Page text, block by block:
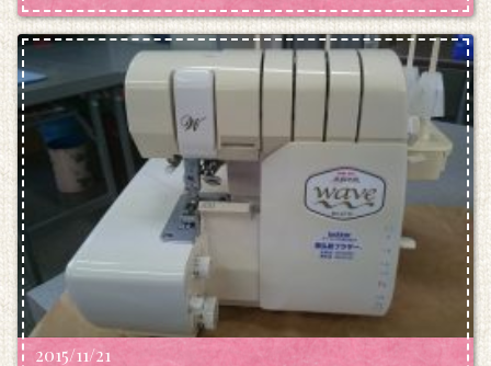
2015/11/21